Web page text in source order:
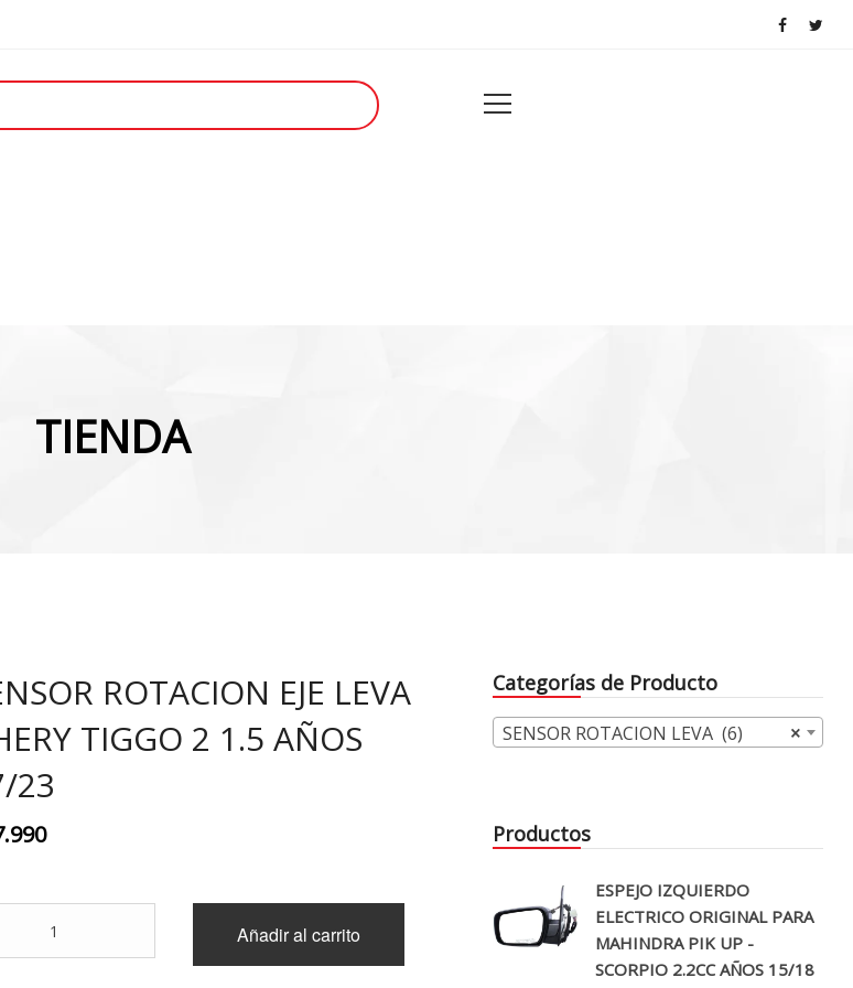
TIENDA
ROTACION EJE LEVA
TIGGO 2 1.5 AÑOS
23
Añadir al carrito
Categorías de Producto
×
SENSOR ROTACION LEVA (6)
Productos
ESPEJO IZQUIERDO
ELECTRICO ORIGINAL PARA
MAHINDRA PIK UP -
SCORPIO 2.2CC AÑOS 15/18